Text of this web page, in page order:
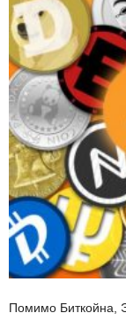
Помимо Биткойна,